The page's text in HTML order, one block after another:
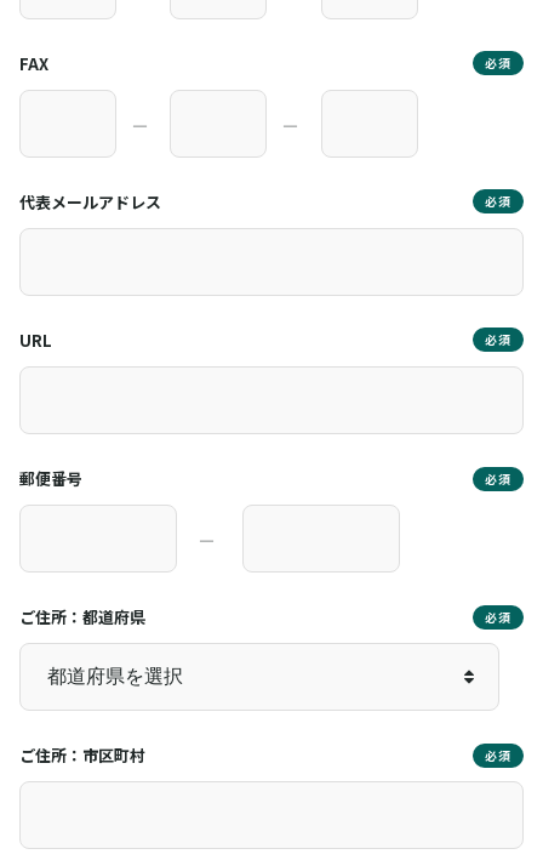
FAX 必須
― ―
代表メールアドレス 必須
URL 必須
郵便番号 必須
―
ご住所：都道府県 必須
ご住所：市区町村 必須